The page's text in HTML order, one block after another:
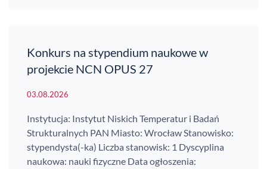
Konkurs na stypendium naukowe w
projekcie NCN OPUS 27
03.08.2026
Instytucja: Instytut Niskich Temperatur i Badań
Strukturalnych PAN Miasto: Wrocław Stanowisko:
stypendysta(-ka) Liczba stanowisk: 1 Dyscyplina
naukowa: nauki fizyczne Data ogłoszenia: